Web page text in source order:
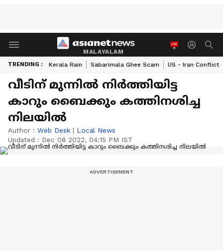
MALAYALAM
TRENDING : Kerala Rain Sabarimala Ghee Scam US - Iran Conflict
വീടിന് മുന്നില്‍ നിര്‍ത്തിയിട്ട
കാറും ബൈക്കും കത്തിനശിച്ച
നിലയിൽ
Author : Web Desk | Local News
Updated : Dec 08 2022, 04:15 PM IST